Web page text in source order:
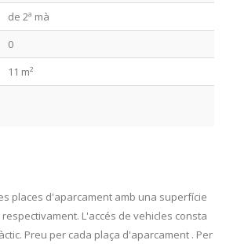
de 2ª mà
0
11 m²
places d'aparcament amb una superfície
respectivament. L'accés de vehicles consta
Preu per cada plaça d'aparcament . Per